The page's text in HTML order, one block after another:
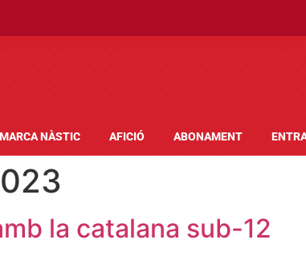
MARCA NÀSTIC AFICIÓ ABONAMENT
la catalana sub-12